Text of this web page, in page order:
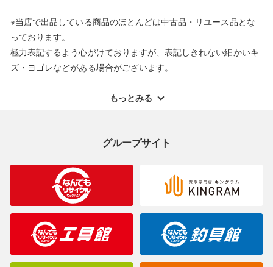
返品・交換について
※当店で出品している商品のほとんどは中古品・リユース品とな
っております。
極力表記するよう心がけておりますが、表記しきれない細かいキ
ズ・ヨゴレなどがある場合がございます。
ご理解くださいますようお願い申し上げます。
合がございますのでご了承ください。
※表記したカラー名は、当社が判断した名称を掲載しています。
製造元が定めたカラー名と異なることもあります。色調などご不
明なことがありましたらご購入前にお問い合わせください。
商品について
もっとみる
グループサイト